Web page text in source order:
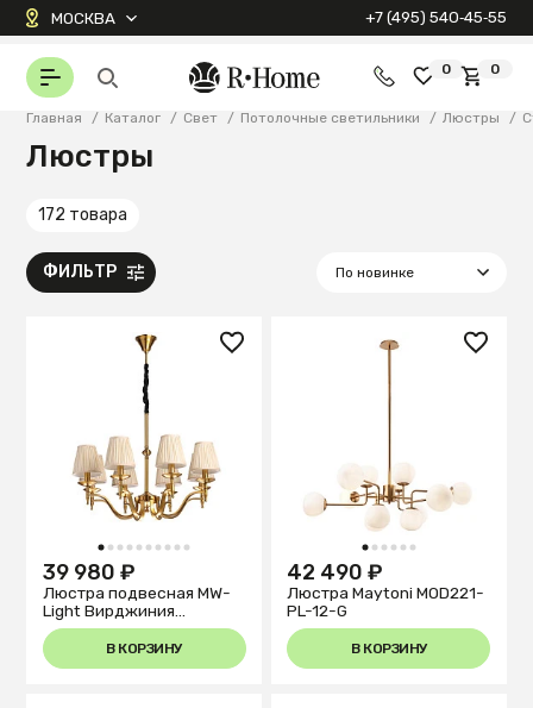
МОСКВА +7 (495) 540‑45‑55
0 0
Главная / Каталог / Свет / Потолочные светильники / Люстры /
Люстры
172 товара
ФИЛЬТР
1 2 3 4 5 6 7 8 9 10
39 980 ₽
Люстра подвесная MW-
Light Вирджиния
444012308
В КОРЗИНУ
1 2 3 4 5 6
42 490 ₽
Люстра Maytoni MOD221-
PL-12-G
В КОРЗИНУ